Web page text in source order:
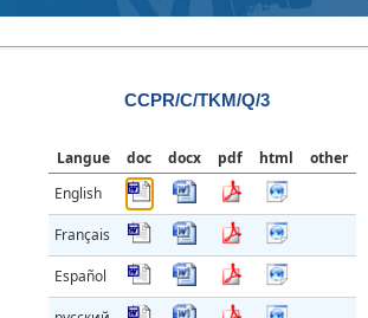
CCPR/C/TKM/Q/3
Langue doc docx pdf html
other
English
Français
Español